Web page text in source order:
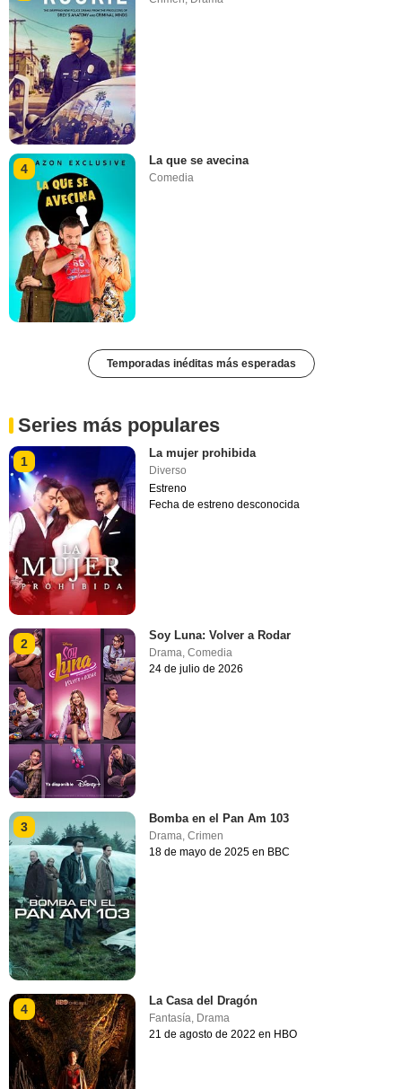
4
La que se avecina
Comedia
Temporadas inéditas más esperadas
Series más populares
1
La mujer prohibida
Diverso
Estreno
Fecha de estreno desconocida
2
Soy Luna: Volver a Rodar
Drama,Comedia
24 de julio de 2026
3
Bomba en el Pan Am 103
Drama ,Crimen
18 de mayo de 2025 en BBC
4
La Casa del Dragón
Fantasía, Drama
21 de agosto de 2022 en HBO